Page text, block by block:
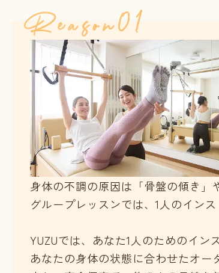
身体の不調の原因は「骨盤の傾き」
グループレッスンでは、1人のイン
YUZUでは、あなた1人のためのイン
あなたの身体の状態に合わせたオー